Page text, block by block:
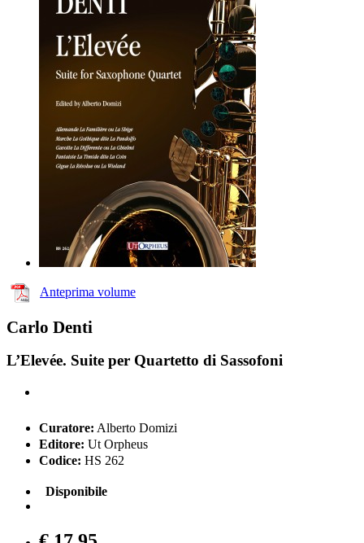
Anteprima volume
Carlo Denti
L’Elevée. Suite per Quartetto di Sassofoni
Curatore: Alberto Domizi
Editore: Ut Orpheus
Codice: HS 262
Disponibile